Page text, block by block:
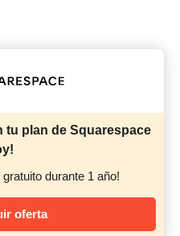
tu plan de Squarespace
durante 1 año!
oferta